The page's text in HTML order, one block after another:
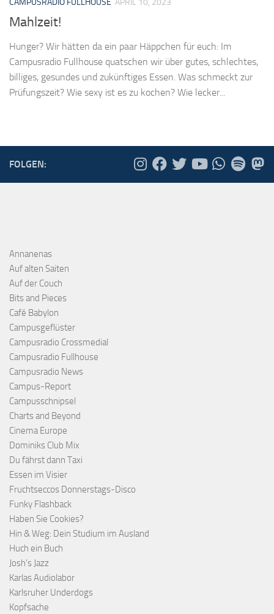
CAMPUSRADIO FULLHOUSE APRIL 10, 2023
Mahlzeit!
Hunger? Wir hätten da ein paar Häppchen für euch: Im
Campusradio Fullhouse quatschen wir über gutes, schlechtes,
billiges, gesundes und zukünftiges Essen. Was schmeckt zur
Prüfungszeit? Wie sexy ist es zu kochen? Wie lecker...
FOLGEN:
Annanenas
Auf alten Saiten
Auf der Couch
Bits and Pieces
Café Babylon
Campusgeflüster
Campusradio Crossmedial
Campusradio Fullhouse
Campusradio News
Campus-Report
Campusschnipsel
Charts and Beyond
Cinema Europe
Dominiks Club Mix
Du fährst dann Taxi
Essen im Visier
Fruchtseccos Donnerstags-Disco
Funky Flashback
Haben Sie Cookies?
Hin & Weg: Dein Studium im Ausland
Huch ein Buch
Josh's Jazz
Karlas Audiolabor
Karlsruher Underdogs
Kopfsache